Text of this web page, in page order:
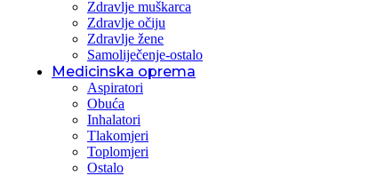
Zdravlje muškarca
Zdravlje očiju
Zdravlje žene
Samoliječenje-ostalo
Medicinska oprema
Aspiratori
Obuća
Inhalatori
Tlakomjeri
Toplomjeri
Ostalo